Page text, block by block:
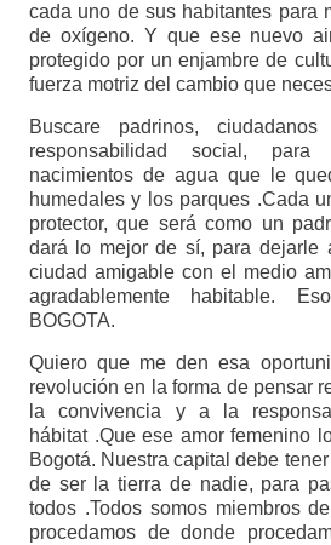
cada uno de sus habitantes para
de oxígeno. Y que ese nuevo
protegido por un enjambre de
fuerza motriz del cambio que
Buscare padrinos,
responsabilidad social,
nacimientos de agua que le
humedales y los parques .Cada
protector, que será como un
dará lo mejor de sí, para dejarle
ciudad amigable con el medio
agradablemente habitable.
BOGOTA.
Quiero que me den esa
revolución en la forma de pensar
la convivencia y a la
hábitat .Que ese amor femenino
Bogotá. Nuestra capital debe
de ser la tierra de nadie, para
todos .Todos somos miembros
procedamos de donde